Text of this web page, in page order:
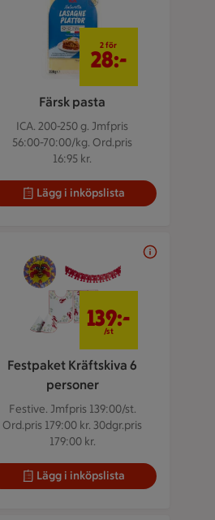
Färsk pasta
ICA. 200-250 g. Jmfpris
56:00-70:00/kg. Ord.pris
16:95 kr.
2 för
28:-
Lägg i inköpslista
Festpaket Kräftskiva 6
personer
Festive. Jmfpris 139:00/st.
Ord.pris 179:00 kr. 30dgr.pris
179:00 kr.
139:-
/st
Lägg i inköpslista